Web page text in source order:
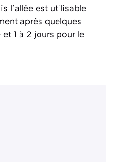
l’allée est utilisable
après quelques
1 à 2 jours pour le